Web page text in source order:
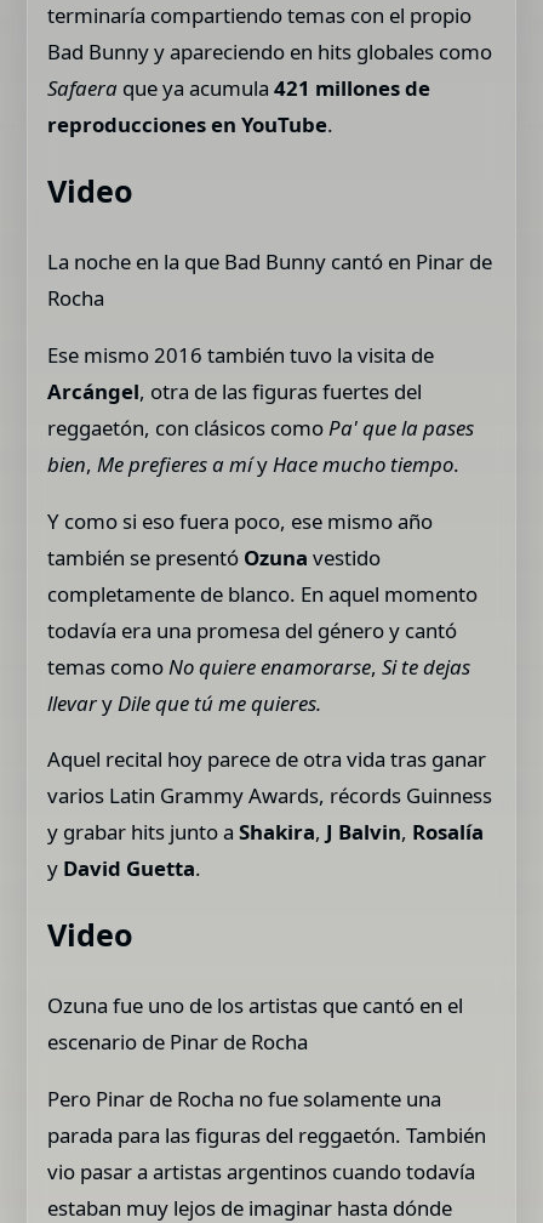
terminaría compartiendo temas con el propio
Bad Bunny y apareciendo en hits globales como
Safaera que ya acumula421 millones de
reproducciones en YouTube.
Video
La noche en la que Bad Bunny cantó en Pinar de
Rocha
Ese mismo 2016 también tuvo la visita de
Arcángel, otra de las figuras fuertes del
reggaetón, con clásicos comoPa' que la pases
bien,Me prefieres a míyHace mucho tiempo.
Y como si eso fuera poco, ese mismo año
también se presentó Ozuna vestido
completamente de blanco. En aquel momento
todavía era una promesa del género y cantó
temas como No quiere enamorarse,Si te dejas
llevary Dile que tú me quieres.
Aquel recital hoy parece de otra vida tras ganar
varios Latin Grammy Awards, récords Guinness
y grabar hits junto aShakira, J Balvin, Rosalía
y David Guetta.
Video
Ozuna fue uno de los artistas que cantó en el
escenario de Pinar de Rocha
Pero Pinar de Rocha no fue solamente una
parada para las figuras del reggaetón. También
vio pasar a artistas argentinos cuando todavía
estaban muy lejos de imaginar hasta dónde